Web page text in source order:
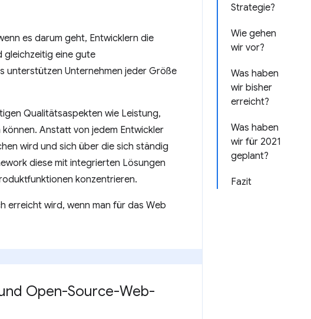
Strategie?
Wie gehen
wir vor?
Was haben
wir bisher
erreicht?
Was haben
wir für 2021
geplant?
Fazit
es darum geht, Entwicklern die
gleichzeitig eine gute
unterstützen Unternehmen jeder Größe
Qualitätsaspekten wie Leistung,
Anstatt von jedem Entwickler
wird und sich über die sich ständig
diese mit integrierten Lösungen
konzentrieren.
erreicht wird, wenn man für das Web
Open-Source-Web-